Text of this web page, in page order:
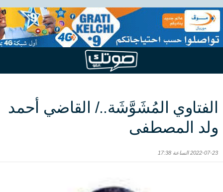
الفتاوي المُشَوَّشَة../ القاضي أحمد
ولد المصطفى
2022-07-23 الساعة 17:38